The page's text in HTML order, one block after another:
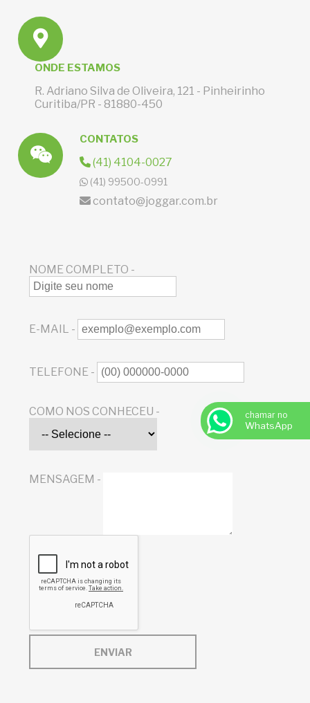
ONDE ESTAMOS
R. Adriano Silva de Oliveira, 121 - Pinheirinho
Curitiba/PR - 81880-450
CONTATOS
(41) 4104-0027
(41) 99500-0991
contato@joggar.com.br
NOME COMPLETO -
E-MAIL -
TELEFONE -
COMO NOS CONHECEU -
MENSAGEM -
ENVIAR
chamar no
WhatsApp